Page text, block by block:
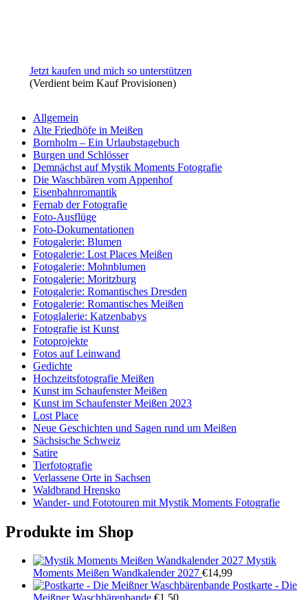
Jetzt kaufen und mich so unterstützen
(Verdient beim Kauf Provisionen)
Allgemein
Alte Friedhöfe in Meißen
Bornholm – Ein Urlaubstagebuch
Burgen und Schlösser
Demnächst auf Mystik Moments Fotografie
Die Waschbären vom Appenhof
Eisenbahnromantik
Fernab der Fotografie
Foto-Ausflüge
Foto-Dokumentationen
Fotogalerie: Blumen
Fotogalerie: Lost Places Meißen
Fotogalerie: Mohnblumen
Fotogalerie: Moritzburg
Fotogalerie: Romantisches Dresden
Fotogalerie: Romantisches Meißen
Fotoglalerie: Katzenbabys
Fotografie ist Kunst
Fotoprojekte
Fotos auf Leinwand
Gedichte
Hochzeitsfotografie Meißen
Kunst im Schaufenster Meißen
Kunst im Schaufenster Meißen 2023
Lost Place
Neue Geschichten und Sagen rund um Meißen
Sächsische Schweiz
Satire
Tierfotografie
Verlassene Orte in Sachsen
Waldbrand Hrensko
Wander- und Fototouren mit Mystik Moments Fotografie
Produkte im Shop
Mystik
Moments Meißen Wandkalender 2027 €14,99
Postkarte - Die